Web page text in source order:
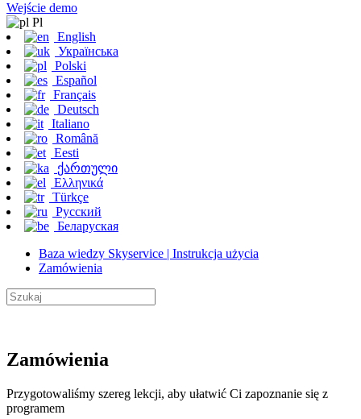
Wejście demo
Pl
English
Українська
Polski
Español
Français
Deutsch
Italiano
Română
Eesti
ქართული
Ελληνικά
Türkçe
Русский
Беларуская
Baza wiedzy Skyservice | Instrukcja użycia
Zamówienia
Zamówienia
Przygotowaliśmy szereg lekcji, aby ułatwić Ci zapoznanie się z
programem